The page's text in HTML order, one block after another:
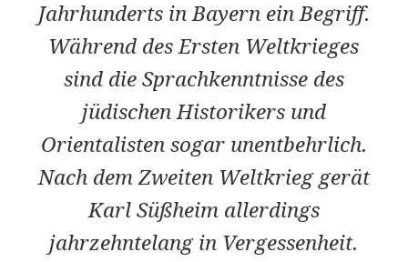
Jahrhunderts in Bayern ein Begriff.
Während des Ersten Weltkrieges
sind die Sprachkenntnisse des
jüdischen Historikers und
Orientalisten sogar unentbehrlich.
Nach dem Zweiten Weltkrieg gerät
Karl Süßheim allerdings
jahrzehntelang in Vergessenheit.